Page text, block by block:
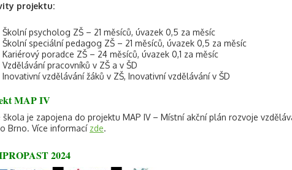
projektu:
Školní psycholog ZŠ – 21 měsíců, úvazek 0,5 za měsíc
Školní speciální pedagog ZŠ – 21 měsíců, úvazek 0,5 za měsíc
Kariérový poradce ZŠ – 24 měsíců, úvazek 0,1 za měsíc
Vzdělávání pracovníků v ZŠ a v ŠD
Inovativní vzdělávání žáků v ZŠ, Inovativní vzdělávání v ŠD
MAP IV
škola je zapojena do projektu MAP IV – Místní akční plán rozvoje
Brno. Více informací zde.
2024